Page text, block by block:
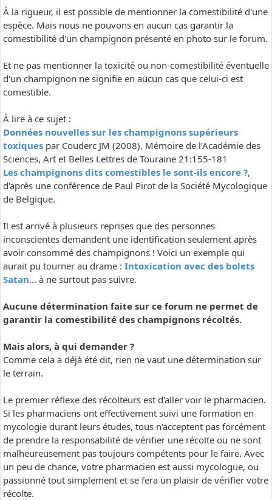
À la rigueur, il est possible de mentionner la comestibilité d'une
espèce. Mais nous ne pouvons en aucun cas garantir la
comestibilité d'un champignon présenté en photo sur le forum.
Et ne pas mentionner la toxicité ou non-comestibilité éventuelle
d'un champignon ne signifie en aucun cas que celui-ci est
comestible.
À lire à ce sujet :
Données nouvelles sur les champignons supérieurs
toxiques par Couderc JM (2008), Mémoire de l'Académie des
Sciences, Art et Belles Lettres de Touraine 21:155-181
Les champignons dits comestibles le sont-ils encore ?,
d'après une conférence de Paul Pirot de la Société Mycologique
de Belgique.
Il est arrivé à plusieurs reprises que des personnes
inconscientes demandent une identification seulement après
avoir consommé des champignons ! Voici un exemple qui
aurait pu tourner au drame : Intoxication avec des bolets
Satan... à ne surtout pas suivre.
Aucune détermination faite sur ce forum ne permet de
garantir la comestibilité des champignons récoltés.
Mais alors, à qui demander ?
Comme cela a déjà été dit, rien ne vaut une détermination sur
le terrain.
Le premier réflexe des récolteurs est d'aller voir le pharmacien.
Si les pharmaciens ont effectivement suivi une formation en
mycologie durant leurs études, tous n'acceptent pas forcément
de prendre la responsabilité de vérifier une récolte ou ne sont
malheureusement pas toujours compétents pour le faire. Avec
un peu de chance, votre pharmacien est aussi mycologue, ou
passionné tout simplement et se fera un plaisir de vérifier votre
récolte.